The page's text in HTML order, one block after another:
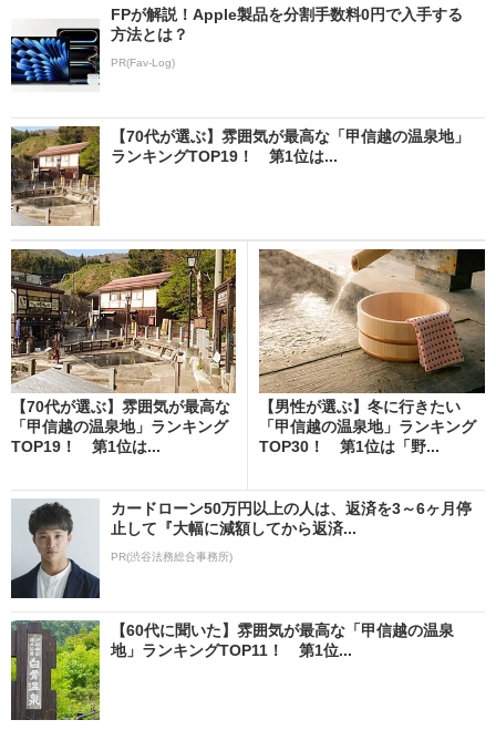
FPが解説！Apple製品を分割手数料0円で入手する
方法とは？
PR(Fav-Log)
【70代が選ぶ】雰囲気が最高な「甲信越の温泉地」
ランキングTOP19！ 第1位は...
【70代が選ぶ】雰囲気が最高な
「甲信越の温泉地」ランキング
TOP19！ 第1位は...
【男性が選ぶ】冬に行きたい
「甲信越の温泉地」ランキング
TOP30！ 第1位は「野...
カードローン50万円以上の人は、返済を3～6ヶ月停
止して『大幅に減額してから返済...
PR(渋谷法務総合事務所)
【60代に聞いた】雰囲気が最高な「甲信越の温泉
地」ランキングTOP11！ 第1位...